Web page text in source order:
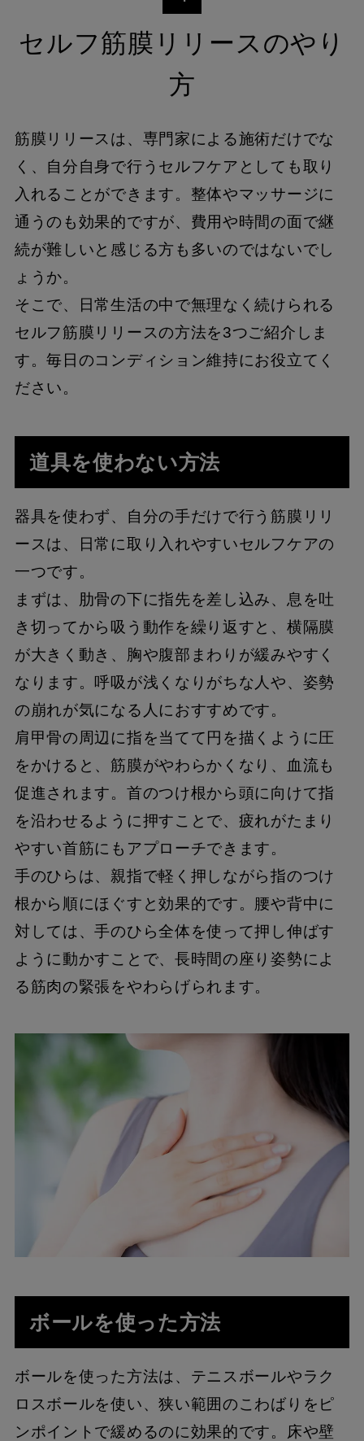
セルフ筋膜リリースのやり
方
筋膜リリースは、専門家による施術だけでな
く、自分自身で行うセルフケアとしても取り
入れることができます。整体やマッサージに
通うのも効果的ですが、費用や時間の面で継
続が難しいと感じる方も多いのではないでし
ょうか。
そこで、日常生活の中で無理なく続けられる
セルフ筋膜リリースの方法を3つご紹介しま
す。毎日のコンディション維持にお役立てく
ださい。
道具を使わない方法
器具を使わず、自分の手だけで行う筋膜リリ
ースは、日常に取り入れやすいセルフケアの
一つです。
まずは、肋骨の下に指先を差し込み、息を吐
き切ってから吸う動作を繰り返すと、横隔膜
が大きく動き、胸や腹部まわりが緩みやすく
なります。呼吸が浅くなりがちな人や、姿勢
の崩れが気になる人におすすめです。
肩甲骨の周辺に指を当てて円を描くように圧
をかけると、筋膜がやわらかくなり、血流も
促進されます。首のつけ根から頭に向けて指
を沿わせるように押すことで、疲れがたまり
やすい首筋にもアプローチできます。
手のひらは、親指で軽く押しながら指のつけ
根から順にほぐすと効果的です。腰や背中に
対しては、手のひら全体を使って押し伸ばす
ように動かすことで、長時間の座り姿勢によ
る筋肉の緊張をやわらげられます。
ボールを使った方法
ボールを使った方法は、テニスボールやラク
ロスボールを使い、狭い範囲のこわばりをピ
ンポイントで緩めるのに効果的です。床や壁